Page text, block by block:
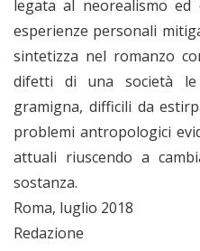
legata al neorealismo
esperienze personali
sintetizza nel romanzo
difetti di una società
gramigna, difficili da
problemi antropologici
attuali riuscendo a
sostanza.
Roma, luglio 2018
Redazione